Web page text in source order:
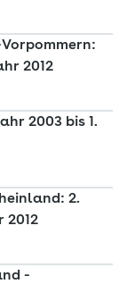
2012
2003 bis 1.
2.
2012
-